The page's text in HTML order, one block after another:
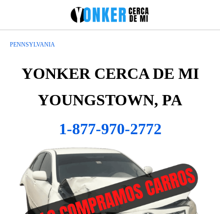
PENNSYLVANIA
YONKER CERCA DE MI
YOUNGSTOWN, PA
1-877-970-2772